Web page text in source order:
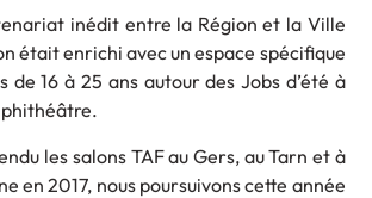
inédit entre la Région et la Ville
était enrichi avec un espace spécifique
de 16 à 25 ans autour des Jobs d’été à
les salons TAF au Gers, au Tarn et à
en 2017, nous poursuivons cette année